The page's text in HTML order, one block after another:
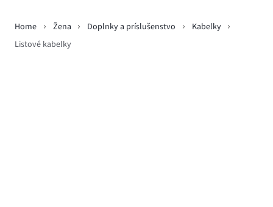
Home Žena Doplnky a príslušenstvo
Kabelky
Listové kabelky